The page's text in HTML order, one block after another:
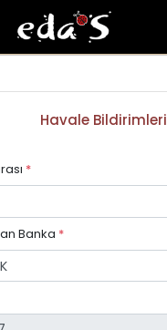
Havale Bildirimleri
*
Banka *